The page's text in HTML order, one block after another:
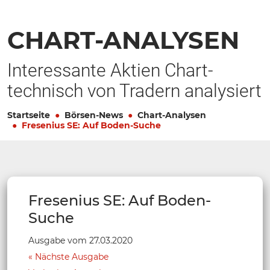
CHART-ANALYSEN
Interessante Aktien Chart-
technisch von Tradern analysiert
Startseite Börsen-News
Chart-Analysen
Fresenius SE: Auf Boden-Suche
Fresenius SE: Auf Boden-
Suche
Ausgabe vom 27.03.2020
Nächste Ausgabe